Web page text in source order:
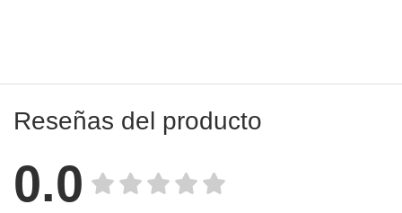
Reseñas del producto
0.0